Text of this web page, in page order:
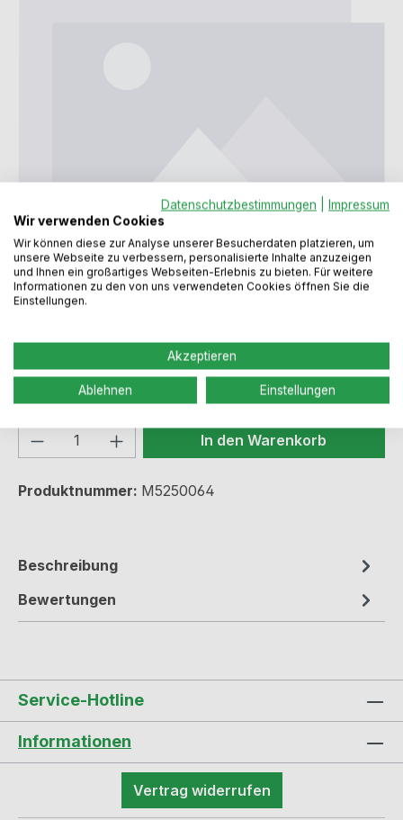
Regulärer Preis:
71,49 €
Lieferzeit: > 3 Wochen
Produkt Anzahl: Gib den gewünschten
In den Warenkorb
Produktnummer: M5250064
Beschreibung
Bewertungen
Service-Hotline
Informationen
Vertrag widerrufen
Datenschutzbestimmungen
Impressum
Wir verwenden Cookies
Wir können diese zur Analyse unserer Besucherdaten platzieren, um
unsere Webseite zu verbessern, personalisierte Inhalte anzuzeigen
und Ihnen ein großartiges Webseiten-Erlebnis zu bieten. Für weitere
Informationen zu den von uns verwendeten Cookies öffnen Sie die
Einstellungen.
Akzeptieren
Ablehnen Einstellungen